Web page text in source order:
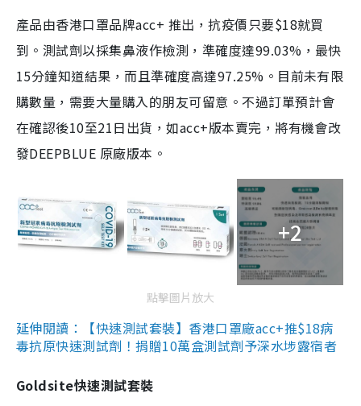
產品由香港口罩品牌acc+ 推出，抗疫價只要$18就買
到。測試劑以採集鼻液作檢測，準確度達99.03%，最快
15分鐘知道結果，而且準確度高達97.25%。目前未有限
購數量，需要大量購入的朋友可留意。不過訂單預計會
在確認後10至21日出貨，如acc+版本賣完，將有機會改
發DEEPBLUE 原廠版本。
+2
點擊圖片放大
延伸閱讀：【快速測試套裝】香港口罩廠acc+推$18病
毒抗原快速測試劑！捐贈10萬盒測試劑予深水埗露宿者
Goldsite快速測試套裝